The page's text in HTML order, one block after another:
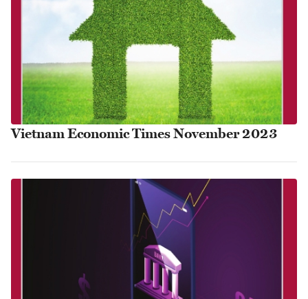
Vietnam Economic Times November 2023